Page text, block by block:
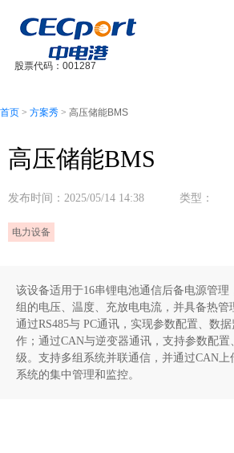
股票代码：001287
首页 > 方案秀 > 高压储能BMS
高压储能BMS
发布时间：2025/05/14 14:38 类型：
电力设备
该设备适用于16串锂电池通信后备电源管
组的电压、温度、充放电电流，并具备热管
通过RS485与 PC通讯，实现参数配置、数
作；通过CAN与逆变器通讯，支持参数配
级。支持多组系统并联通信，并通过CAN
系统的集中管理和监控。